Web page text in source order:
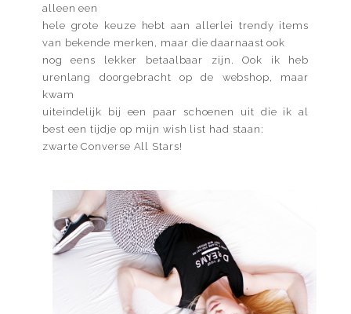
alleen een
hele grote keuze hebt aan allerlei trendy items
van bekende merken, maar die daarnaast ook
nog eens lekker betaalbaar zijn. Ook ik heb
urenlang doorgebracht op de webshop, maar
kwam
uiteindelijk bij een paar schoenen uit die ik al
best een tijdje op mijn wish list had staan:
zwarte Converse All Stars!